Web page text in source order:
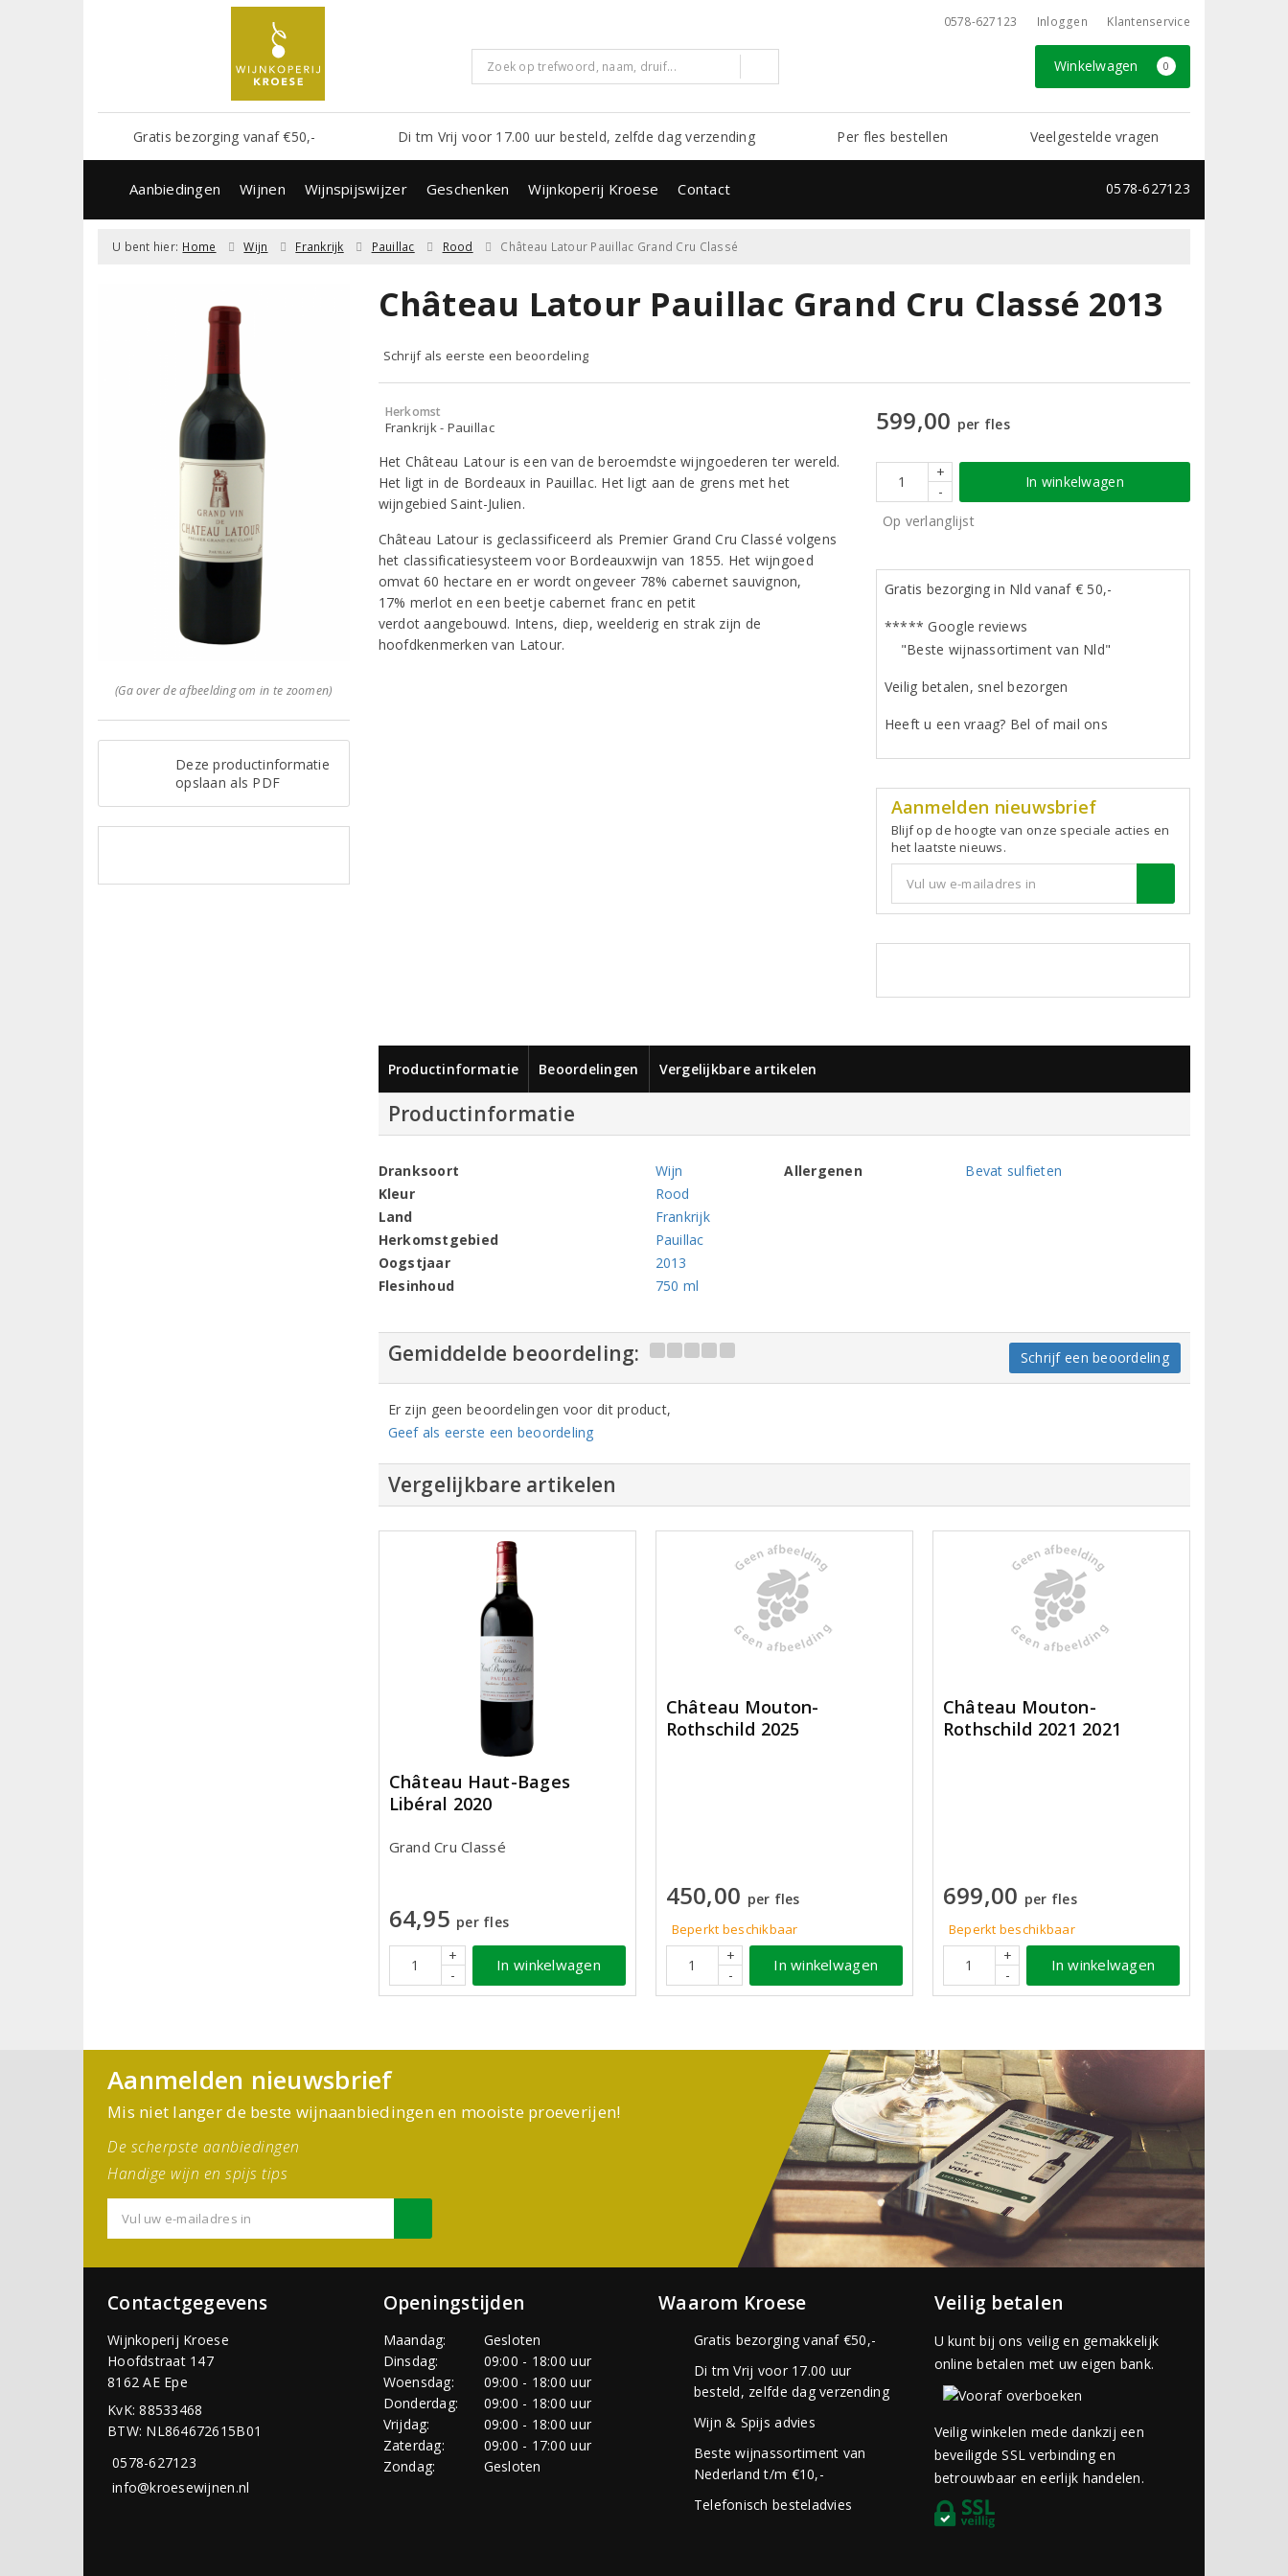
0578-627123 Inloggen Klantenservice
Winkelwagen 0
Gratis bezorging vanaf €50,- Di tm Vrij voor 17.00 uur besteld, zelfde dag verzending Per fles bestellen Veelgestelde vragen
Aanbiedingen Wijnen Wijnspijswijzer Geschenken Wijnkoperij Kroese Contact 0578-627123
U bent hier: Home Wijn Frankrijk Pauillac Rood Château Latour Pauillac Grand Cru Classé
(Ga over de afbeelding om in te zoomen)
Deze productinformatie
opslaan als PDF
Château Latour Pauillac Grand Cru Classé 2013
Schrijf als eerste een beoordeling
Herkomst
Frankrijk - Pauillac
Het Château Latour is een van de beroemdste wijngoederen ter wereld.
Het ligt in de Bordeaux in Pauillac. Het ligt aan de grens met het
wijngebied Saint-Julien.
Château Latour is geclassificeerd als Premier Grand Cru Classé volgens
het classificatiesysteem voor Bordeauxwijn van 1855. Het wijngoed
omvat 60 hectare en er wordt ongeveer 78% cabernet sauvignon,
17% merlot en een beetje cabernet franc en petit
verdot aangebouwd. Intens, diep, weelderig en strak zijn de
hoofdkenmerken van Latour.
599,00 per fles
+
-
In winkelwagen
Op verlanglijst
Gratis bezorging in Nld vanaf € 50,-
***** Google reviews
"Beste wijnassortiment van Nld"
Veilig betalen, snel bezorgen
Heeft u een vraag? Bel of mail ons
Aanmelden nieuwsbrief
Blijf op de hoogte van onze speciale acties en
het laatste nieuws.
Productinformatie Beoordelingen Vergelijkbare artikelen
Productinformatie
Dranksoort
Wijn
Kleur
Rood
Land
Frankrijk
Herkomstgebied
Pauillac
Oogstjaar
2013
Flesinhoud
750 ml
Allergenen Bevat sulfieten
Gemiddelde beoordeling: Schrijf een beoordeling
Er zijn geen beoordelingen voor dit product,
Geef als eerste een beoordeling
Vergelijkbare artikelen
Château Haut-Bages
Libéral 2020
Grand Cru Classé
64,95 per fles
+
-
In winkelwagen
Château Mouton-
Rothschild 2025
450,00 per fles
Beperkt beschikbaar
+
-
In winkelwagen
Château Mouton-
Rothschild 2021 2021
699,00 per fles
Beperkt beschikbaar
+
-
In winkelwagen
Aanmelden nieuwsbrief
Mis niet langer de beste wijnaanbiedingen en mooiste proeverijen!
De scherpste aanbiedingen
Handige wijn en spijs tips
Contactgegevens
Wijnkoperij Kroese
Hoofdstraat 147
8162 AE Epe
KvK: 88533468
BTW: NL864672615B01
0578-627123
info@kroesewijnen.nl
Openingstijden
Maandag:
Gesloten
Dinsdag:
09:00 - 18:00 uur
Woensdag:
09:00 - 18:00 uur
Donderdag:
09:00 - 18:00 uur
Vrijdag:
09:00 - 18:00 uur
Zaterdag:
09:00 - 17:00 uur
Zondag:
Gesloten
Waarom Kroese
Gratis bezorging vanaf €50,-
Di tm Vrij voor 17.00 uur
besteld, zelfde dag verzending
Wijn & Spijs advies
Beste wijnassortiment van
Nederland t/m €10,-
Telefonisch besteladvies
Veilig betalen
U kunt bij ons veilig en gemakkelijk
online betalen met uw eigen bank.
Veilig winkelen mede dankzij een
beveiligde SSL verbinding en
betrouwbaar en eerlijk handelen.